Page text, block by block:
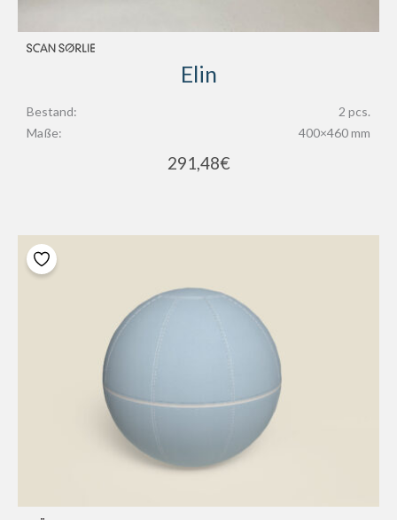
Elin
Bestand:
2 pcs.
Maße:
400×460 mm
291,48€